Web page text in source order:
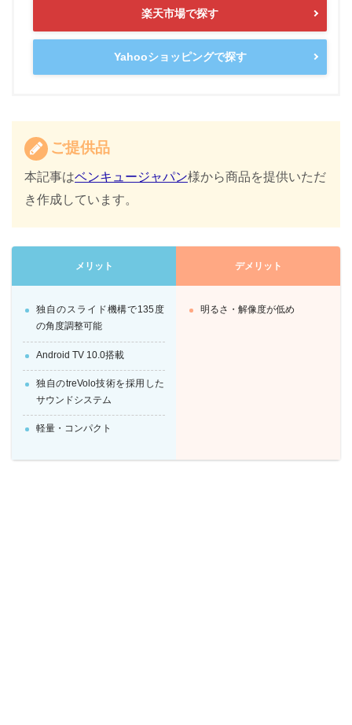
楽天市場で探す
Yahooショッピングで探す
ご提供品
本記事はベンキュージャパン様から商品を提供いただ
き作成しています。
メリット
独自のスライド機構で135度
の角度調整可能
Android TV 10.0搭載
独自のtreVolo技術を採用した
サウンドシステム
軽量・コンパクト
デメリット
明るさ・解像度が低め